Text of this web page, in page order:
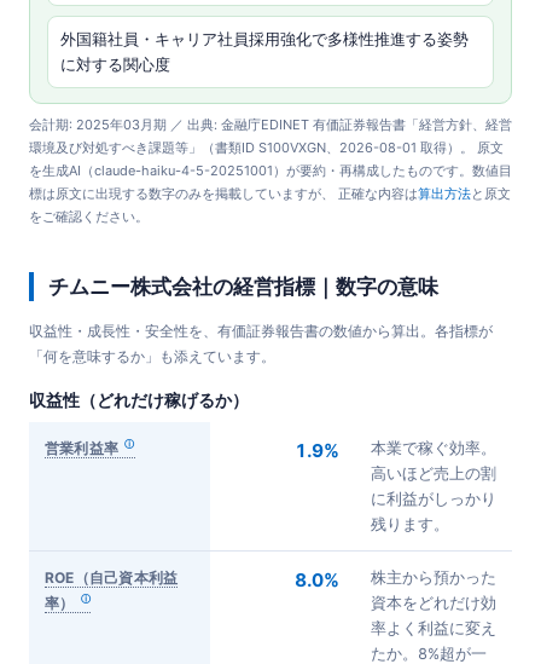
外国籍社員・キャリア社員採用強化で多様性推進する姿勢
に対する関心度
会計期: 2025年03月期 ／ 出典: 金融庁EDINET 有価証券報告書「経営方針、経営
環境及び対処すべき課題等」（書類ID S100VXGN、2026-08-01 取得）。 原文
を生成AI（claude-haiku-4-5-20251001）が要約・再構成したものです。数値目
標は原文に出現する数字のみを掲載していますが、 正確な内容は算出方法と原文
をご確認ください。
チムニー株式会社の経営指標｜数字の意味
収益性・成長性・安全性を、有価証券報告書の数値から算出。各指標が
「何を意味するか」も添えています。
収益性（どれだけ稼げるか）
営業利益率 1.9%
本業で稼ぐ効率。
高いほど売上の割
に利益がしっかり
残ります。
ROE（自己資本利益
率）
8.0%
株主から預かった
資本をどれだけ効
率よく利益に変え
たか。8%超が一